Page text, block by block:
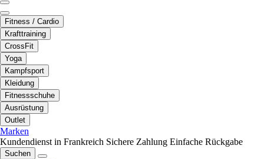
Fitness / Cardio
Krafttraining
CrossFit
Yoga
Kampfsport
Kleidung
Fitnessschuhe
Ausrüstung
Outlet
Marken
Kundendienst in Frankreich Sichere Zahlung Einfache Rückgabe
Suchen